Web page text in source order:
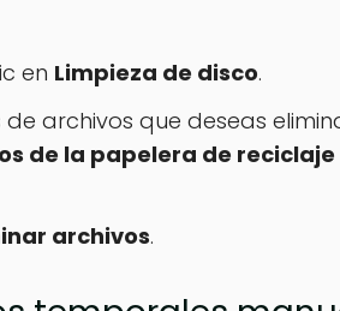
en Limpieza de disco.
archivos que deseas
de la papelera de reciclaje
archivos.